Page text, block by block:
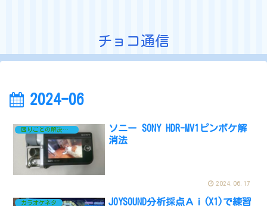
チョコ通信
2024-06
困りごとの解決ネタ
ソニー SONY HDR-MV1ピンボケ解
消法
2024.06.17
カラオケネタ
JOYSOUND分析採点Ａｉ(X1)で練習